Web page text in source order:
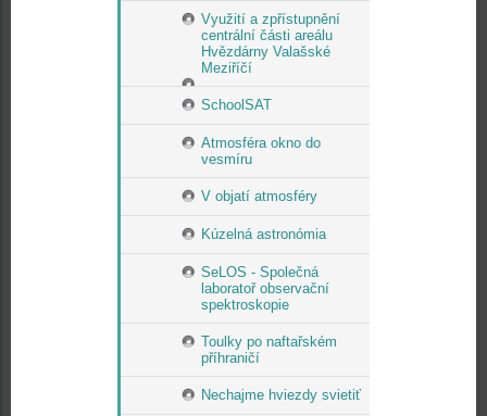
Využití a zpřístupnění
centrální části areálu
Hvězdárny Valašské
Meziříčí
SchoolSAT
Atmosféra okno do
vesmíru
V objatí atmosféry
Kúzelná astronómia
SeLOS - Společná
laboratoř observační
spektroskopie
Toulky po naftařském
příhraničí
Nechajme hviezdy svietiť